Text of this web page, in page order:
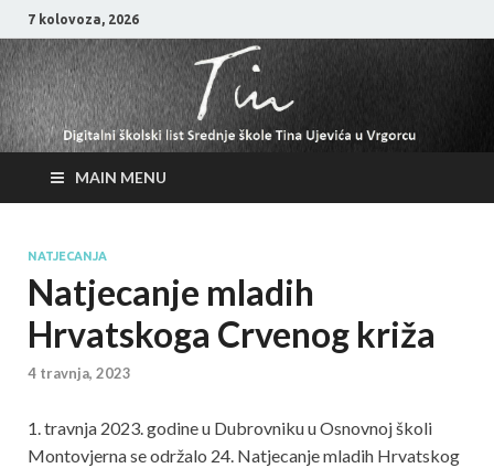
7 kolovoza, 2026
MAIN MENU
NATJECANJA
Natjecanje mladih
Hrvatskoga Crvenog križa
4 travnja, 2023
1. travnja 2023. godine u Dubrovniku u Osnovnoj školi
Montovjerna se održalo 24. Natjecanje mladih Hrvatskog